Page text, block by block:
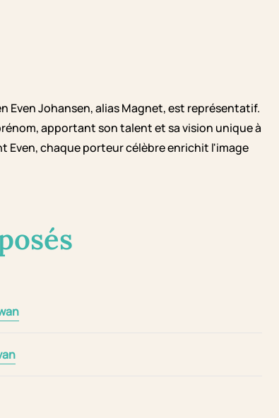
Even Johansen, alias Magnet, est représentatif.
apportant son talent et sa vision unique à
Even, chaque porteur célèbre enrichit l'image